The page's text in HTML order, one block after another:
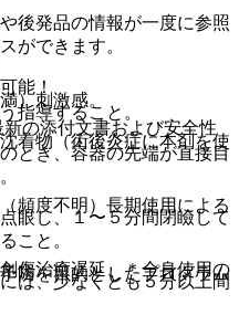
指導すること。
とき、容器の先端が直接目
眼し、１〜５分間閉瞼して
こと。
は、少なくとも５分以上間
）刺激感。
着物（術後炎症に本剤を使
頻度不明）長期使用による
傷治癒遅延、＊全身使用の
後発品の情報が一度に参照
ができます。
能！
の添付文書および安全性
防を目的としたプログラム